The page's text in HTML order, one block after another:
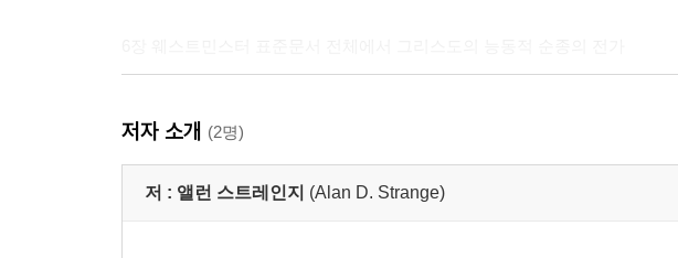
8장 신앙고백서 해석에서 능동적 순종의 위치
저자 소개 (2명)
저 : 앨런 스트레인지 (Alan D. Strange)